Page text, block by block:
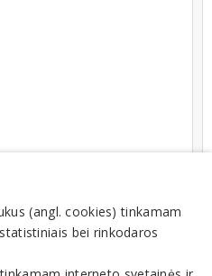
(angl. cookies) tinkamam
bei rinkodaros